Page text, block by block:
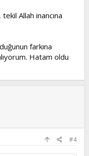
Allah inancına
farkına
Hatam oldu
#4